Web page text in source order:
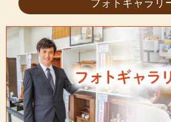
フォトギャラリ